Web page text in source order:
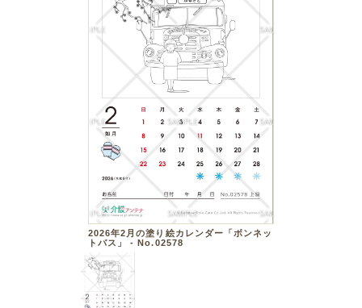
2026年2月の塗り絵カレンダー「ボンネッ
トバス」 - No.02578